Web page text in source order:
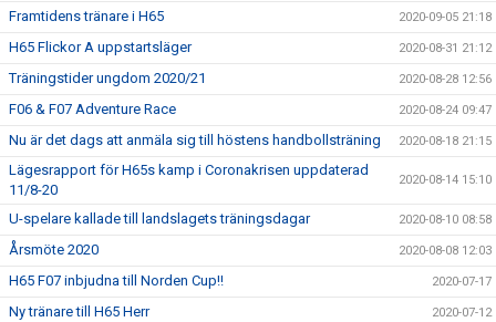
Framtidens tränare i H65 2020-09-05 21:18
H65 Flickor A uppstartsläger 2020-08-31 21:12
Träningstider ungdom 2020/21 2020-08-28 12:56
F06 & F07 Adventure Race 2020-08-24 09:47
Nu är det dags att anmäla sig till höstens handbollsträning 2020-08-18 21:15
Lägesrapport för H65s kamp i Coronakrisen uppdaterad
11/8-20
2020-08-14 15:10
U-spelare kallade till landslagets träningsdagar 2020-08-10 08:58
Årsmöte 2020 2020-08-08 12:03
H65 F07 inbjudna till Norden Cup!! 2020-07-17
Ny tränare till H65 Herr 2020-07-12